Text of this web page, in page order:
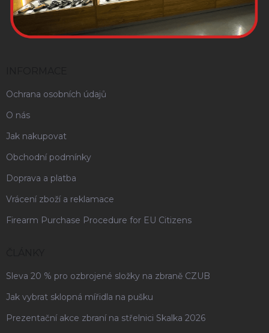
Ochrana osobních údajů
O nás
Jak nakupovat
Obchodní podmínky
Doprava a platba
Vrácení zboží a reklamace
Firearm Purchase Procedure for EU Citizens
Sleva 20 % pro ozbrojené složky na zbraně CZUB
Jak vybrat sklopná mířidla na pušku
Prezentační akce zbraní na střelnici Skalka 2026